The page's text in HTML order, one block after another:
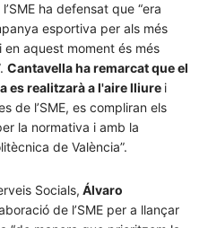
ha defensat que “era
esportiva per als més
aquest moment és més
Cantavella ha remarcat que el
es realitzarà a l'aire lliure i
de l’SME, es compliran els
la normativa i amb la
de València”.
Socials, Álvaro
de l’SME per a llançar